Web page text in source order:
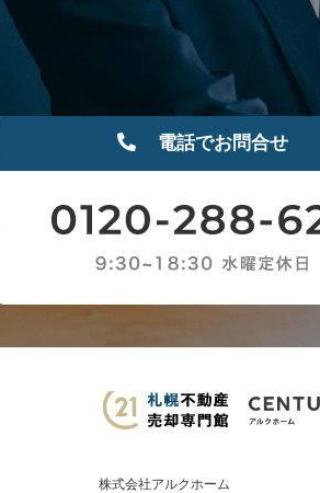
電話でお問合せ
株式会社アルクホーム